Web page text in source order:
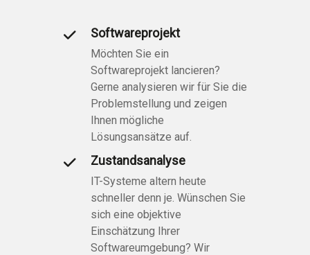
Softwareprojekt
Möchten Sie ein
Softwareprojekt lancieren?
Gerne analysieren wir für Sie die
Problemstellung und zeigen
Ihnen mögliche
Lösungsansätze auf.
Zustandsanalyse
IT-Systeme altern heute
schneller denn je. Wünschen Sie
sich eine objektive
Einschätzung Ihrer
Softwareumgebung? Wir